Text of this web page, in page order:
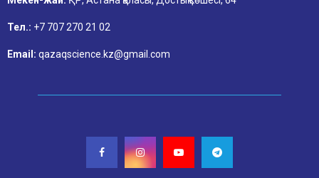
Тел.: +7 707 270 21 02
Email: qazaqscience.kz@gmail.com